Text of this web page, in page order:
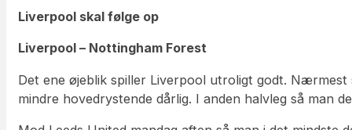
Liverpool skal følge op
Liverpool – Nottingham Forest
Det ene øjeblik spiller Liverpool utroligt godt.
mindre hovedrystende dårlig. I anden halvleg så